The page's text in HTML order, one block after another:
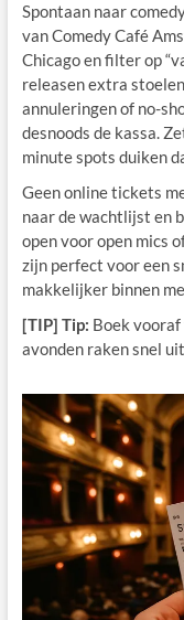
Spontaan naar
van Comedy Café
Chicago en filter op
releasen extra
annuleringen of no-
desnoods de kassa.
minute spots duiken
Geen online tickets
naar de wachtlijst en
open voor open mics
zijn perfect voor een
makkelijker binnen
[TIP] Tip: Boek
avonden raken snel